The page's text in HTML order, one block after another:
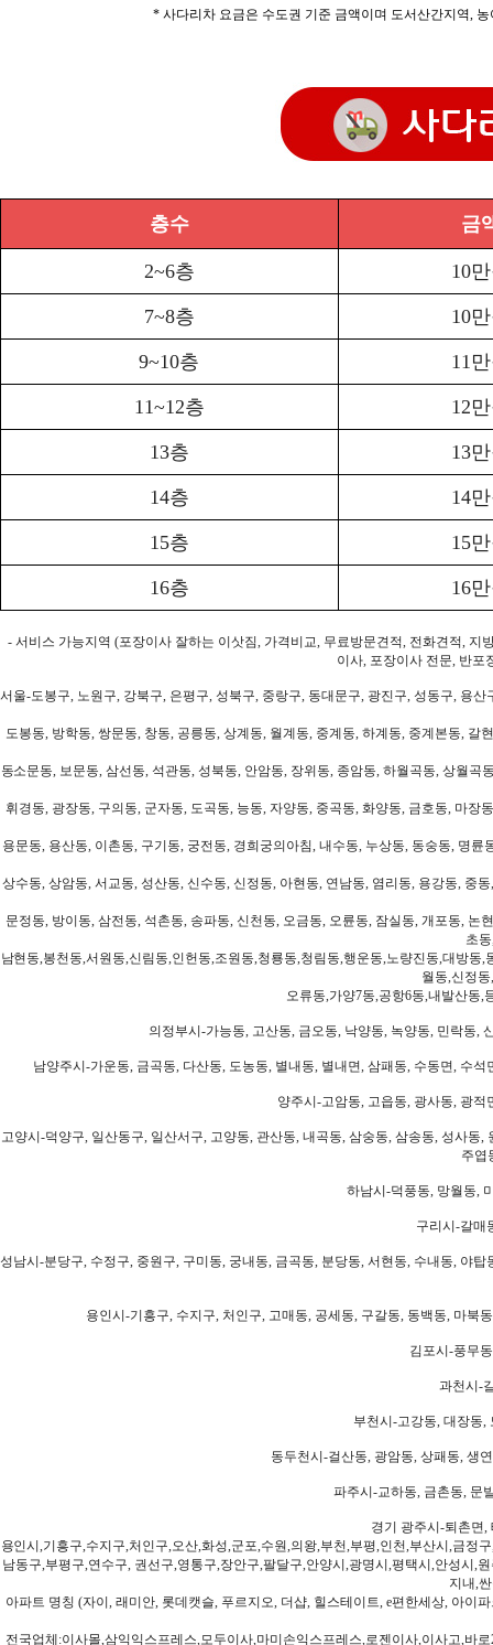
* 사다리차 요금은 수도권 기준 금액이며 도서산간지역,
층수 금
2~6층 10
7~8층 10
9~10층 11
11~12층 12
13층 13
14층 14
15층 15
16층 16
- 서비스 가능지역 (포장이사 잘하는 이삿짐, 가격비교, 무료방문견적, 전화견적,
이사, 포장이사 전문, 반포
서울-도봉구, 노원구, 강북구, 은평구, 성북구, 중랑구, 동대문구, 광진구, 성동구, 용
도봉동, 방학동, 쌍문동, 창동, 공릉동, 상계동, 월계동, 중계동, 하계동, 중계본동,
동소문동, 보문동, 삼선동, 석관동, 성북동, 안암동, 장위동, 종암동, 하월곡동, 상월
휘경동, 광장동, 구의동, 군자동, 도곡동, 능동, 자양동, 중곡동, 화양동, 금호동, 마
용문동, 용산동, 이촌동, 구기동, 궁전동, 경희궁의아침, 내수동, 누상동, 동숭동, 명
상수동, 상암동, 서교동, 성산동, 신수동, 신정동, 아현동, 연남동, 염리동, 용강동, 중
문정동, 방이동, 삼전동, 석촌동, 송파동, 신천동, 오금동, 오륜동, 잠실동, 개포동,
초
남현동,봉천동,서원동,신림동,인헌동,조원동,청룡동,청림동,행운동,노량진동,대방
월동,신정
오류동,가양7동,공항6동,내발산동,
의정부시-가능동, 고산동, 금오동, 낙양동, 녹양동, 민락동,
남양주시-가운동, 금곡동, 다산동, 도농동, 별내동, 별내면, 삼패동, 수동면, 수
양주시-고암동, 고읍동, 광사동, 광
고양시-덕양구, 일산동구, 일산서구, 고양동, 관산동, 내곡동, 삼숭동, 삼송동, 성사
주엽
하남시-덕풍동, 망월동,
구리시-갈매
성남시-분당구, 수정구, 중원구, 구미동, 궁내동, 금곡동, 분당동, 서현동, 수내동, 야
용인시-기흥구, 수지구, 처인구, 고매동, 공세동, 구갈동, 동백동, 마북
김포시-풍무
과천시-
부천시-고강동, 대장동,
동두천시-걸산동, 광암동, 상패동, 생
파주시-교하동, 금촌동, 문
경기 광주시-퇴촌면,
용인시,기흥구,수지구,처인구,오산,화성,군포,수원,의왕,부천,부평,인천,부산시,금
남동구,부평구,연수구, 권선구,영통구,장안구,팔달구,안양시,광명시,평택시,안성시,
지내,
아파트 명칭 (자이, 래미안, 롯데캣슬, 푸르지오, 더샵, 힐스테이트, e편한세상, 아이
전국업체:이사몰,삼익익스프레스,모두이사,마미손익스프레스,로젠이사,이사고,바